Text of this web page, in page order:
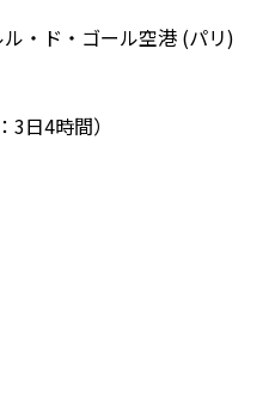
・ド・ゴール空港 (パリ)
3日4時間）